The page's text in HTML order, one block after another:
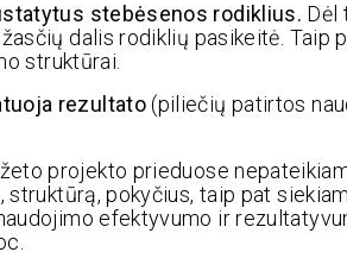
stebėsenos rodiklius. Dėl
dalis rodiklių pasikeitė. Taip
struktūrai.
rezultato(piliečių patirtos
projekto prieduose
pokyčius, taip pat
efektyvumo ir